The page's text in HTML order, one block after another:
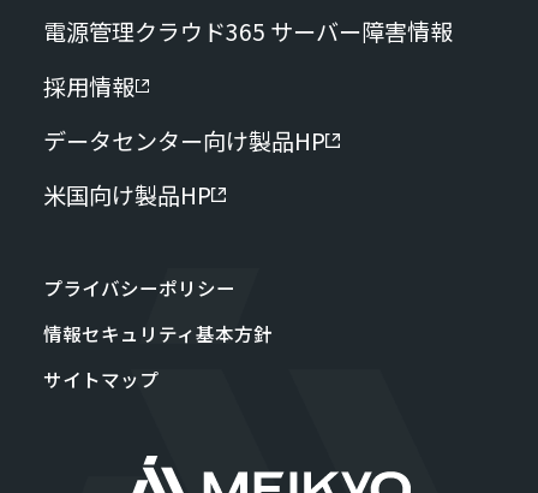
電源管理クラウド365 サーバー障害情報
採用情報
データセンター向け製品HP
米国向け製品HP
プライバシーポリシー
情報セキュリティ基本方針
サイトマップ